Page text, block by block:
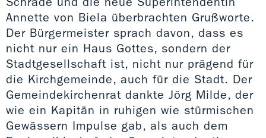
Annette von Biela überbrachten Grußworte.
Der Bürgermeister sprach davon, dass es
nicht nur ein Haus Gottes, sondern der
Stadtgesellschaft ist, nicht nur prägend für
die Kirchgemeinde, auch für die Stadt. Der
Gemeindekirchenrat dankte Jörg Milde, der
wie ein Kapitän in ruhigen wie stürmischen
Gewässern Impulse gab, als auch dem